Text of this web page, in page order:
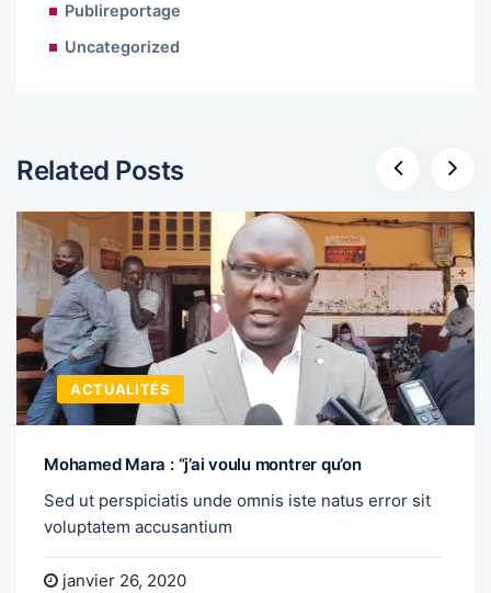
Publireportage
Uncategorized
Related Posts
ACTUALITÉS
Mohamed Mara : “j’ai voulu montrer qu’on
Sed ut perspiciatis unde omnis iste natus error sit
voluptatem accusantium
janvier 26, 2020